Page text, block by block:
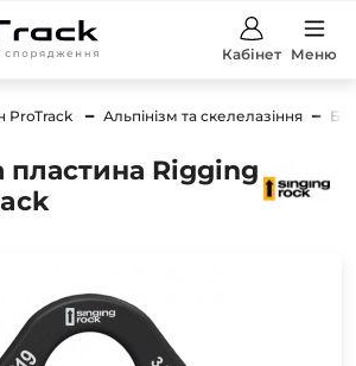
Кабінет Меню
ProTrack Альпінізм та скелелазіння
пластина Rigging